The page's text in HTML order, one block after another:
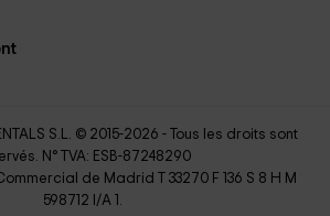
S.L. © 2015-2026 - Tous les droits sont
N° TVA: ESB-87248290
de Madrid T 33270 F 136 S 8 H M
598712 I/A 1.